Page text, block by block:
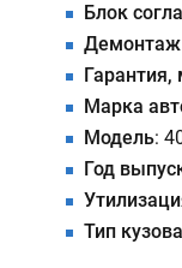
Блок
Гарантия,
Марка
Модель:
Год
Тип кузова